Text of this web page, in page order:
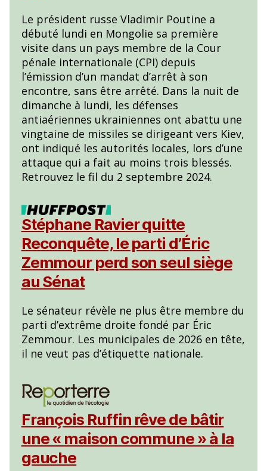
Le président russe Vladimir Poutine a
débuté lundi en Mongolie sa première
visite dans un pays membre de la Cour
pénale internationale (CPI) depuis
l’émission d’un mandat d’arrêt à son
encontre, sans être arrêté. Dans la nuit de
dimanche à lundi, les défenses
antiaériennes ukrainiennes ont abattu une
vingtaine de missiles se dirigeant vers Kiev,
ont indiqué les autorités locales, lors d’une
attaque qui a fait au moins trois blessés.
Retrouvez le fil du 2 septembre 2024.
Stéphane Ravier quitte
Reconquête, le parti d’Éric
Zemmour perd son seul siège
au Sénat
Le sénateur révèle ne plus être membre du
parti d’extrême droite fondé par Éric
Zemmour. Les municipales de 2026 en tête,
il ne veut pas d’étiquette nationale.
François Ruffin rêve de bâtir
une « maison commune » à la
gauche